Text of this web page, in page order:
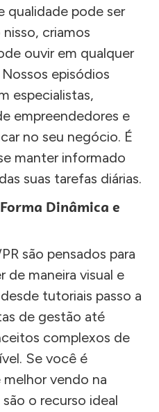
qualidade pode ser
criamos
ouvir em qualquer
episódios
especialistas,
empreendedores e
no seu negócio. É
manter informado
suas tarefas diárias.
Dinâmica e
são pensados para
de maneira visual e
tutoriais passo a
de gestão até
complexos de
Se você é
vendo na
o recurso ideal